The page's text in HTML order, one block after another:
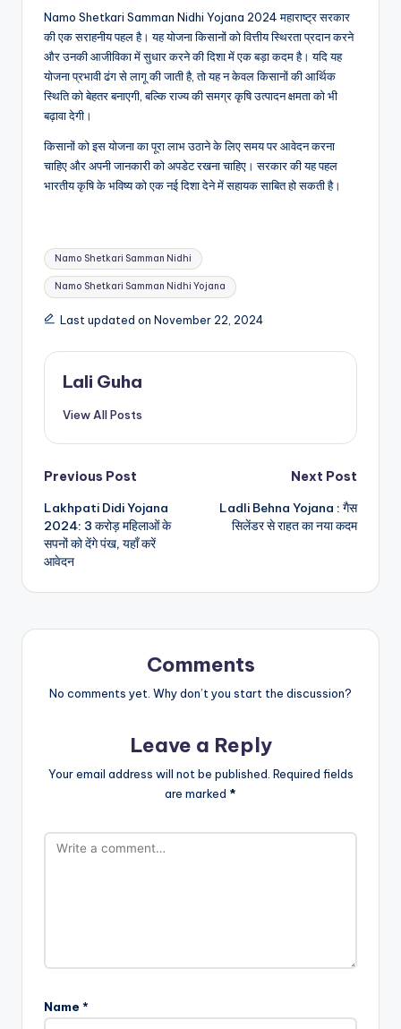
Namo Shetkari Samman Nidhi Yojana 2024 महाराष्ट्र सरकार
की एक सराहनीय पहल है। यह योजना किसानों को वित्तीय स्थिरता प्रदान करने
और उनकी आजीविका में सुधार करने की दिशा में एक बड़ा कदम है। यदि यह
योजना प्रभावी ढंग से लागू की जाती है, तो यह न केवल किसानों की आर्थिक
स्थिति को बेहतर बनाएगी, बल्कि राज्य की समग्र कृषि उत्पादन क्षमता को भी
बढ़ावा देगी।
किसानों को इस योजना का पूरा लाभ उठाने के लिए समय पर आवेदन करना
चाहिए और अपनी जानकारी को अपडेट रखना चाहिए। सरकार की यह पहल
भारतीय कृषि के भविष्य को एक नई दिशा देने में सहायक साबित हो सकती है।
Tags:
Namo Shetkari Samman Nidhi
Namo Shetkari Samman Nidhi Yojana
Last updated on November 22, 2024
Lali Guha
View All Posts
Post
navigation
Previous Post
Lakhpati Didi Yojana
2024: 3 करोड़ महिलाओं के
सपनों को देंगे पंख, यहाँ करें
आवेदन
Next Post
Ladli Behna Yojana : गैस
सिलेंडर से राहत का नया कदम
Comments
No comments yet. Why don’t you start the discussion?
Leave a Reply
Your email address will not be published. Required fields
are marked *
Name *